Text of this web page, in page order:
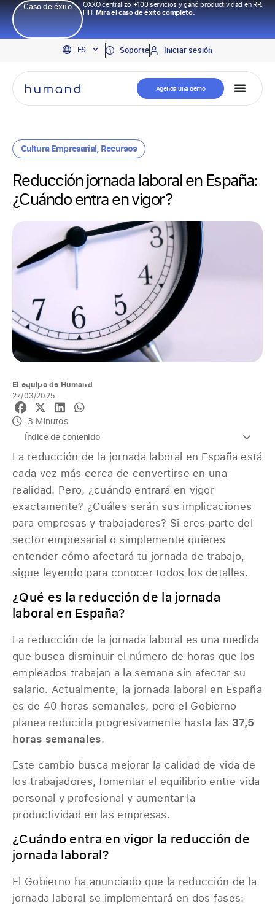
Caso de éxito
OXXO centralizó +100 servicios y ganó productividad en RR.
HH.Mira el caso de éxito completo.
ES
EN
PT
Soporte Iniciar sesión
Agenda una demo
Cultura Empresarial, Recursos
Reducción jornada laboral en España:
¿Cuándo entra en vigor?
El equipo de Humand
27/03/2025
3 Minutos
Índice de contenido
La reducción de la jornada laboral en España está
cada vez más cerca de convertirse en una
realidad. Pero, ¿cuándo entrará en vigor
exactamente? ¿Cuáles serán sus implicaciones
para empresas y trabajadores? Si eres parte del
sector empresarial o simplemente quieres
entender cómo afectará tu jornada de trabajo,
sigue leyendo para conocer todos los detalles.
¿Qué es la reducción de la jornada
laboral en España?
La reducción de la jornada laboral es una medida
que busca disminuir el número de horas que los
empleados trabajan a la semana sin afectar su
salario. Actualmente, la jornada laboral en España
es de 40 horas semanales, pero el Gobierno
planea reducirla progresivamente hasta las 37,5
horas semanales.
Este cambio busca mejorar la calidad de vida de
los trabajadores, fomentar el equilibrio entre vida
personal y profesional y aumentar la
productividad en las empresas.
¿Cuándo entra en vigor la reducción de
jornada laboral?
El Gobierno ha anunciado que la reducción de la
jornada laboral se implementará en dos fases: